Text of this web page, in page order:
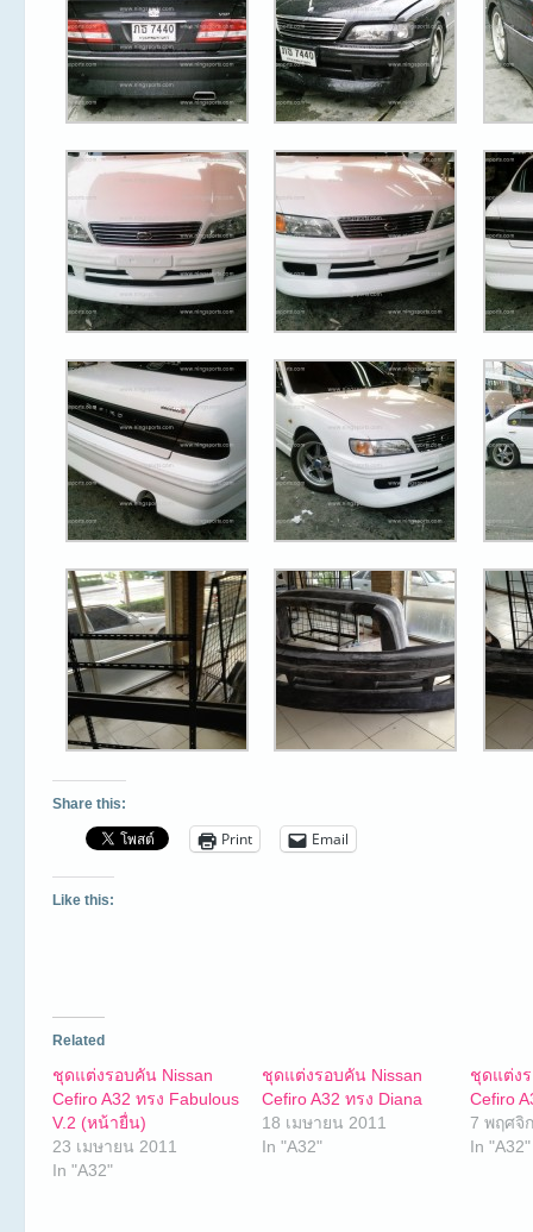
Share this:
Print Email
Like this:
Related
ชุดแต่งรอบคัน Nissan
Cefiro A32 ทรง Fabulous
V.2 (หน้ายื่น)
23 เมษายน 2011
In "A32"
ชุดแต่งรอบคัน Nissan
Cefiro A32 ทรง Diana
18 เมษายน 2011
In "A32"
ชุดแต่ง
Cefiro
7 พฤศจิ
In "A32"